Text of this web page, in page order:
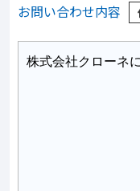
お問い合わせ内容